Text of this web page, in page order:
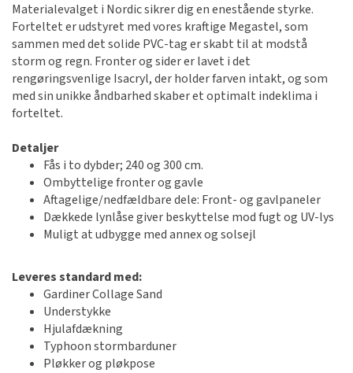
Materialevalget i Nordic sikrer dig en enestående styrke.
Forteltet er udstyret med vores kraftige Megastel, som
sammen med det solide PVC-tag er skabt til at modstå
storm og regn. Fronter og sider er lavet i det
rengøringsvenlige Isacryl, der holder farven intakt, og som
med sin unikke åndbarhed skaber et optimalt indeklima i
forteltet.
Detaljer
Fås i to dybder; 240 og 300 cm.
Ombyttelige fronter og gavle
Aftagelige/nedfældbare dele: Front- og gavlpaneler
Dækkede lynlåse giver beskyttelse mod fugt og UV-lys
Muligt at udbygge med annex og solsejl
Leveres standard med:
Gardiner Collage Sand
Understykke
Hjulafdækning
Typhoon stormbarduner
Pløkker og pløkpose